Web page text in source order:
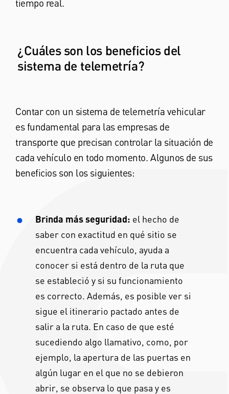
tiempo real.
¿Cuáles son los beneficios del
sistema de telemetría?
Contar con un sistema de telemetría vehicular
es fundamental para las empresas de
transporte que precisan controlar la situación de
cada vehículo en todo momento. Algunos de sus
beneficios son los siguientes:
Brinda más seguridad: el hecho de
saber con exactitud en qué sitio se
encuentra cada vehículo, ayuda a
conocer si está dentro de la ruta que
se estableció y si su funcionamiento
es correcto. Además, es posible ver si
sigue el itinerario pactado antes de
salir a la ruta. En caso de que esté
sucediendo algo llamativo, como, por
ejemplo, la apertura de las puertas en
algún lugar en el que no se debieron
abrir, se observa lo que pasa y es